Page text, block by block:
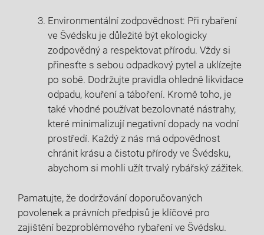
Environmentální zodpovědnost: Při rybaření
ve Švédsku je důležité ​být ekologicky
zodpovědný a respektovat přírodu. ⁣Vždy si
přinesťte s sebou odpadkový pytel a uklízejte
po sobě. Dodržujte pravidla ohledně likvidace​
odpadu, kouření ⁤a táboření. Kromě toho, je
také vhodné používat bezolovnaté nástrahy,
které minimalizují negativní dopady na vodní
prostředí. Každý z nás má odpovědnost
chránit ⁤krásu a⁣ čistotu⁣ přírody ve Švédsku,
abychom si​ mohli ​užít trvalý rybářský zážitek.
Pamatujte, že dodržování⁣ doporučovaných⁣
povolenek a právních předpisů je klíčové pro
zajištění bezproblémového rybaření ve​ Švédsku.